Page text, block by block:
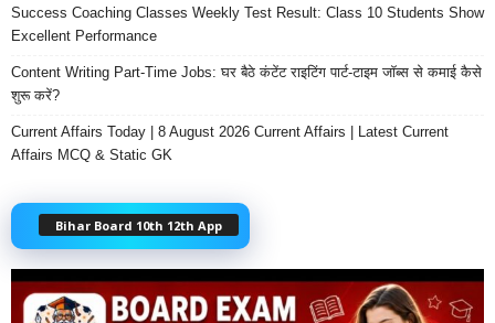
Success Coaching Classes Weekly Test Result: Class 10 Students Show
Excellent Performance
Content Writing Part-Time Jobs: घर बैठे कंटेंट राइटिंग पार्ट-टाइम जॉब्स से कमाई कैसे
शुरू करें?
Current Affairs Today | 8 August 2026 Current Affairs | Latest Current
Affairs MCQ & Static GK
Bihar Board 10th 12th App